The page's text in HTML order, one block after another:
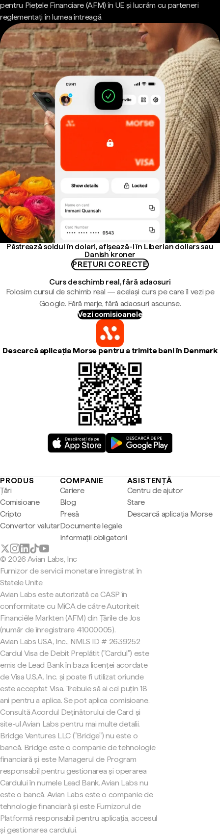
pentru Piețele Financiare (AFM) în UE și lucrăm cu parteneri
reglementați în lumea întreagă.
Păstrează soldul în dolari, afișează-l în Liberian dollars sau
Danish kroner
PREȚURI CORECTE
Curs de schimb real, fără adaosuri
Folosim cursul de schimb real — același curs pe care îl vezi pe
Google. Fără marje, fără adaosuri ascunse.
Vezi comisioanele
Descarcă aplicația Morse pentru a trimite bani în Denmark
PRODUS
Țări
Comisioane
Cripto
Convertor valutar
COMPANIE
Cariere
Blog
Presă
Documente legale
Informații obligatorii
ASISTENȚĂ
Centru de ajutor
Stare
Descarcă aplicația Morse
© 2026 Avian Labs, Inc
Furnizor de servicii monetare înregistrat în
Statele Unite
Avian Labs este autorizată ca CASP în
conformitate cu MiCA de către Autoriteit
Financiële Markten (AFM) din Țările de Jos
(număr de înregistrare 41000005).
Avian Labs USA, Inc., NMLS ID # 2639252
Cardul Visa de Debit Preplătit ("Cardul") este
emis de Lead Bank în baza licenței acordate
de Visa U.S.A. Inc. și poate fi utilizat oriunde
este acceptat Visa. Trebuie să ai cel puțin 18
ani pentru a aplica. Se pot aplica comisioane.
Consultă Acordul Deținătorului de Card și
site-ul Avian Labs pentru mai multe detalii.
Bridge Ventures LLC ("Bridge") nu este o
bancă. Bridge este o companie de tehnologie
financiară și este Managerul de Program
responsabil pentru gestionarea și operarea
Cardului în numele Lead Bank. Avian Labs nu
este o bancă. Avian Labs este o companie de
tehnologie financiară și este Furnizorul de
Platformă responsabil pentru aplicația, accesul
și gestionarea cardului.